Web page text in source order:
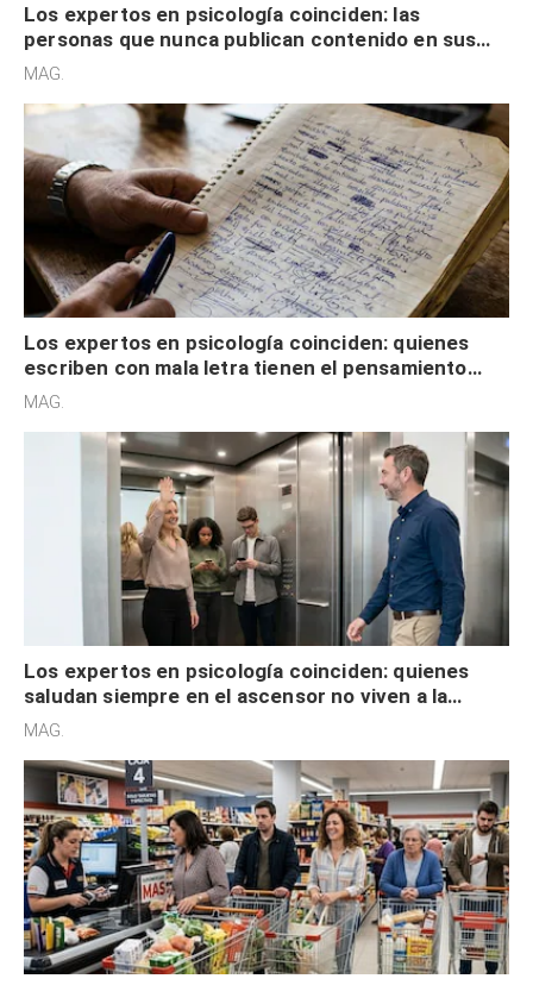
Los expertos en psicología coinciden: las
personas que nunca publican contenido en sus
redes sociales no pretenden buscar validación
MAG.
Los expertos en psicología coinciden: quienes
escriben con mala letra tienen el pensamiento
acelerado y no lo hacen por desinterés
MAG.
Los expertos en psicología coinciden: quienes
saludan siempre en el ascensor no viven a la
defensiva y tienen apertura social
MAG.